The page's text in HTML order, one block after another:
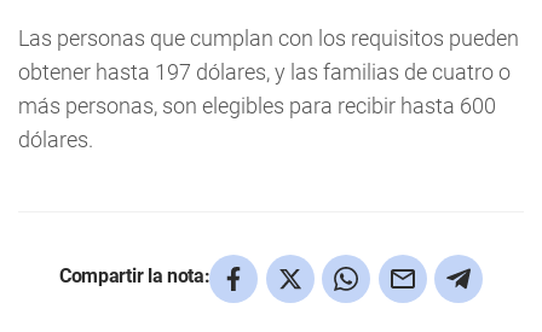
Las personas que cumplan con los requisitos pueden
obtener hasta 197 dólares, y las familias de cuatro o
más personas, son elegibles para recibir hasta 600
dólares.
Compartir la nota: